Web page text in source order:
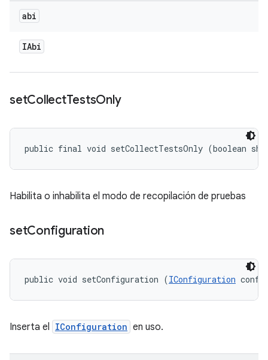
abi
IAbi
setCollectTestsOnly
public final void setCollectTestsOnly (boolean
Habilita o inhabilita el modo de recopilación de pruebas
setConfiguration
public void setConfiguration (IConfiguration
Inserta el IConfiguration en uso.